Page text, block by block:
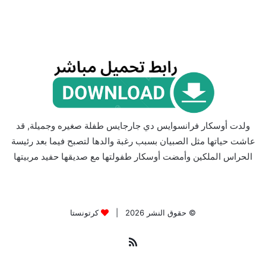
ولدت أوسكار فرانسوايس دي جارجايس طفلة صغيره وجميلة, قد
عاشت حياتها مثل الصبيان بسبب رغبة والدها لتصبح فيما بعد رئيسة
الحراس الملكين وأمضت أوسكار طفولتها مع صديقها حفيد مربيتها
© حقوق النشر 2026 | كرتونستا
ملخص